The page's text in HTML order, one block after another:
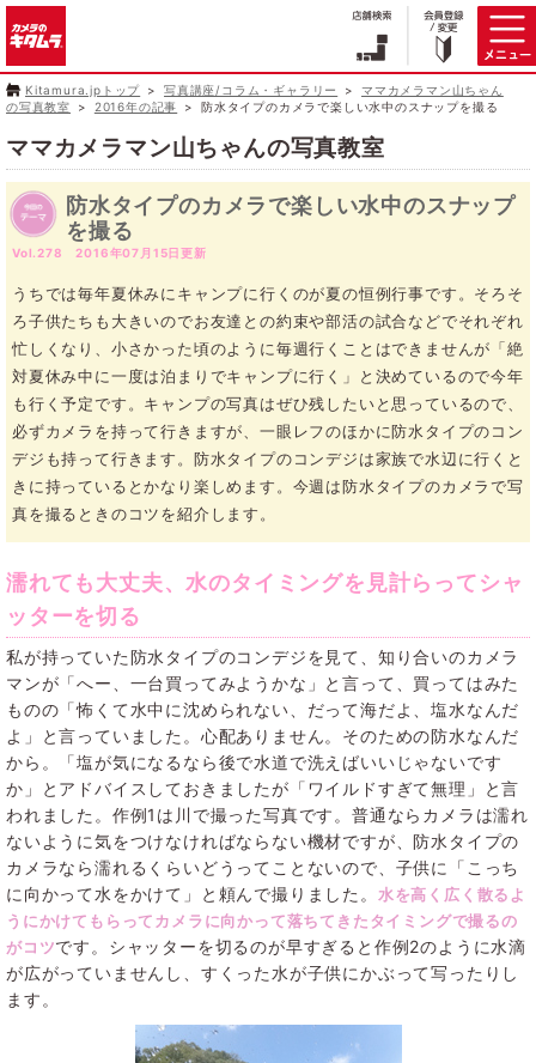
Kitamura.jpトップ 写真講座/コラム・ギャラリー
ママカメラマン山ちゃん
の写真教室
2016年の記事 防水タイプのカメラで楽しい水中のスナップを撮る
ママカメラマン山ちゃんの写真教室
防水タイプのカメラで楽しい水中のスナップ
を撮る
Vol.278 2016年07月15日更新
うちでは毎年夏休みにキャンプに行くのが夏の恒例行事です。そろそ
ろ子供たちも大きいのでお友達との約束や部活の試合などでそれぞれ
忙しくなり、小さかった頃のように毎週行くことはできませんが「絶
対夏休み中に一度は泊まりでキャンプに行く」と決めているので今年
も行く予定です。キャンプの写真はぜひ残したいと思っているので、
必ずカメラを持って行きますが、一眼レフのほかに防水タイプのコン
デジも持って行きます。防水タイプのコンデジは家族で水辺に行くと
きに持っているとかなり楽しめます。今週は防水タイプのカメラで写
真を撮るときのコツを紹介します。
濡れても大丈夫、水のタイミングを見計らってシャ
ッターを切る
私が持っていた防水タイプのコンデジを見て、知り合いのカメラ
マンが「へー、一台買ってみようかな」と言って、買ってはみた
ものの「怖くて水中に沈められない、だって海だよ、塩水なんだ
よ」と言っていました。心配ありません。そのための防水なんだ
から。「塩が気になるなら後で水道で洗えばいいじゃないです
か」とアドバイスしておきましたが「ワイルドすぎて無理」と言
われました。作例1は川で撮った写真です。普通ならカメラは濡れ
ないように気をつけなければならない機材ですが、防水タイプの
カメラなら濡れるくらいどうってことないので、子供に「こっち
に向かって水をかけて」と頼んで撮りました。
水を高く広く散るよ
うにかけてもらってカメラに向かって落ちてきたタイミングで撮るの
がコツです。シャッターを切るのが早すぎると作例2のように水滴
が広がっていませんし、すくった水が子供にかぶって写ったりし
ます。